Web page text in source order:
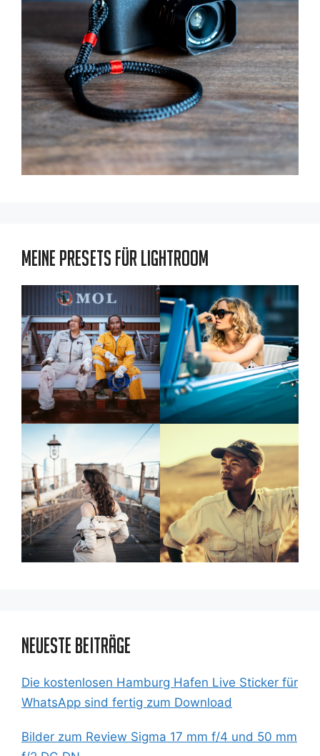
Meine Presets für Lightroom
Neueste Beiträge
Die kostenlosen Hamburg Hafen Live Sticker für
WhatsApp sind fertig zum Download
Bilder zum Review Sigma 17 mm f/4 und 50 mm